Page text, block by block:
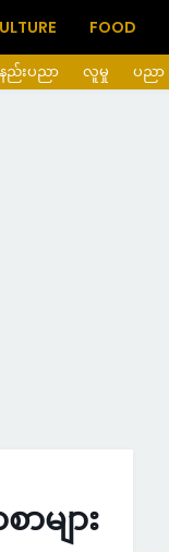
FOOD
နည်းပညာ လူမှု ပညာ
များ